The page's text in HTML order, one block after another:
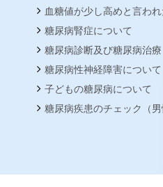
血糖値が少し高めと言わ
糖尿病腎症について
糖尿病診断及び糖尿病治療
糖尿病性神経障害について
子どもの糖尿病について
糖尿病疾患のチェック（男